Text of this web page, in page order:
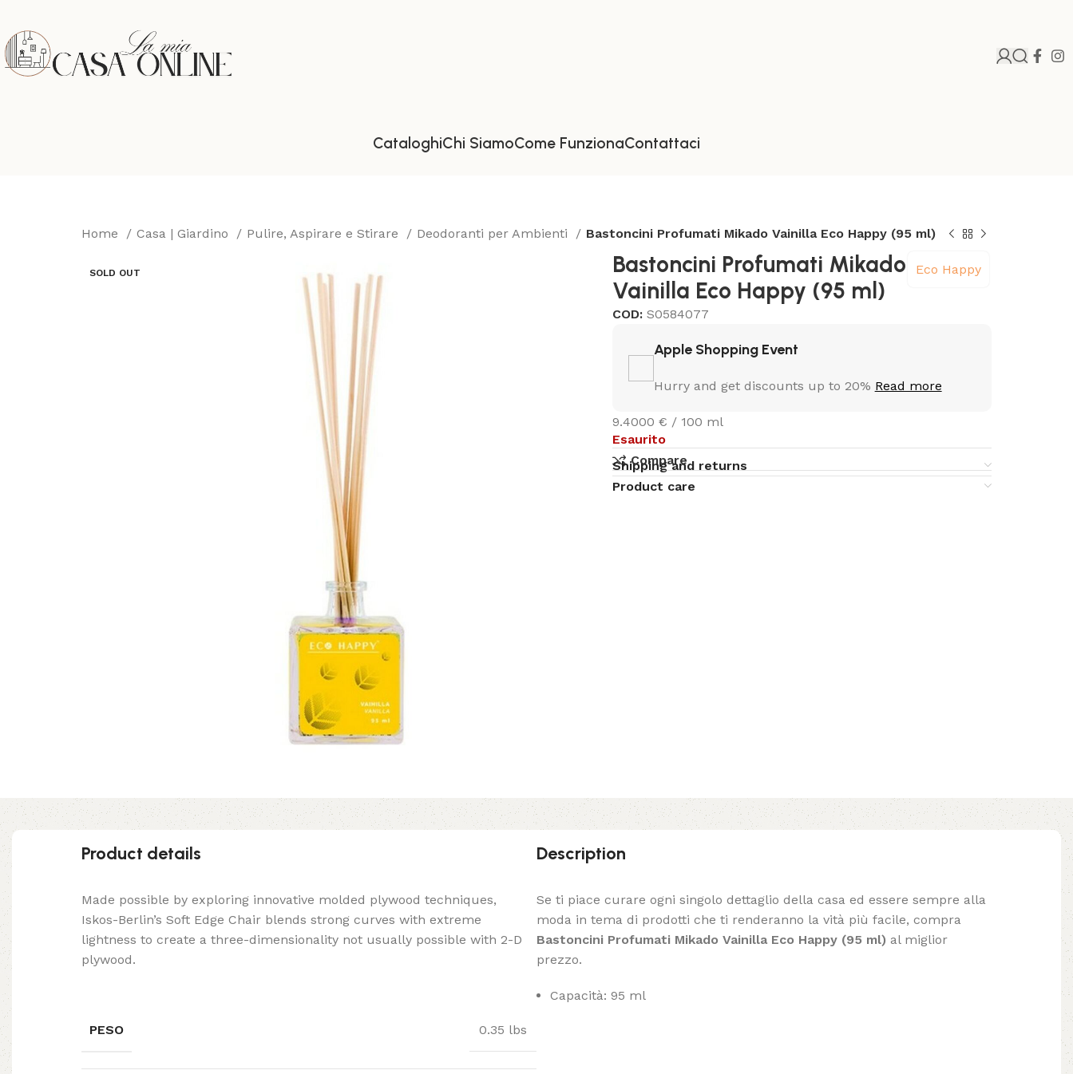
CataloghiChi SiamoCome FunzionaContattaci
Home Casa | Giardino Pulire, Aspirare e Stirare Deodoranti per Ambienti Bastoncini Profumati Mikado Vainilla Eco Happy (95 ml)
SOLD OUT
Bastoncini Profumati Mikado
Vainilla Eco Happy (95 ml)
Eco Happy
COD: S0584077
Apple Shopping Event
Hurry and get discounts up to 20% Read more
9.4000 € / 100 ml
Esaurito
Compare
Shipping and returns
Product care
Product details
Made possible by exploring innovative molded plywood techniques,
Iskos-Berlin’s Soft Edge Chair blends strong curves with extreme
lightness to create a three-dimensionality not usually possible with 2-D
plywood.
PESO 0.35 lbs
Description
Se ti piace curare ogni singolo dettaglio della casa ed essere sempre alla
moda in tema di prodotti che ti renderanno la vità più facile, compra
Bastoncini Profumati Mikado Vainilla Eco Happy (95 ml) al miglior
prezzo.
Capacità: 95 ml